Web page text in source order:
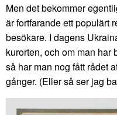
Men det bekommer
är fortfarande ett populärt
besökare. I dagens
kurorten, och om man har
så har man nog fått rådet
gånger. (Eller så ser jag